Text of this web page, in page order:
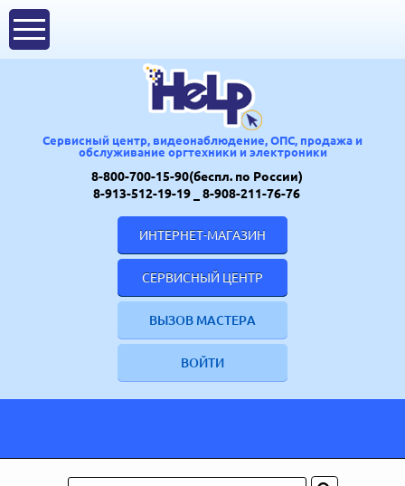
Сервисный центр, видеонаблюдение, ОПС, продажа и
обслуживание оргтехники и электроники
8-800-700-15-90(беспл. по России)
8-913-512-19-19
_ 8-908-211-76-76
ИНТЕРНЕТ-МАГАЗИН
СЕРВИСНЫЙ ЦЕНТР
ВЫЗОВ МАСТЕРА
ВОЙТИ